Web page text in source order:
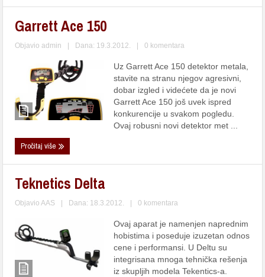
Garrett Ace 150
Objavioadmin Dana: 19.3.2012. 0 komentara
Uz Garrett Ace 150 detektor metala,
stavite na stranu njegov agresivni,
dobar izgled i videćete da je novi
Garrett Ace 150 još uvek ispred
konkurencije u svakom pogledu.
Ovaj robusni novi detektor met ...
Pročitaj više
Teknetics Delta
ObjavioAAS Dana: 18.3.2012. 0 komentara
Ovaj aparat je namenjen naprednim
hobistima i poseduje izuzetan odnos
cene i performansi. U Deltu su
integrisana mnoga tehnička rešenja
iz skupljih modela Tekentics-a.